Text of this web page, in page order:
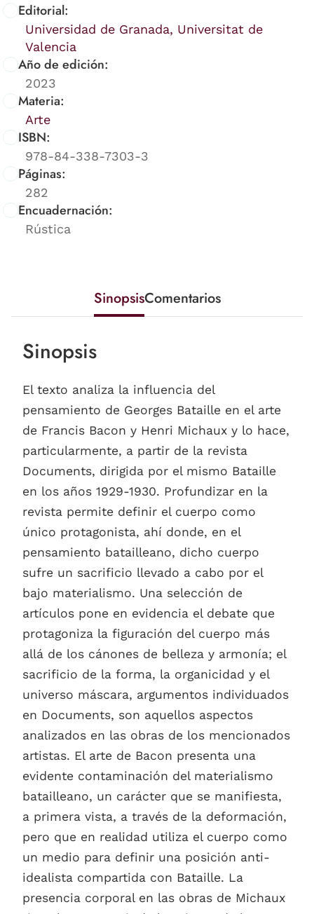
Editorial:
Universidad de Granada, Universitat de
Valencia
Año de edición:
2023
Materia:
Arte
ISBN:
978-84-338-7303-3
Páginas:
282
Encuadernación:
Rústica
SinopsisComentarios
Sinopsis
El texto analiza la influencia del
pensamiento de Georges Bataille en el arte
de Francis Bacon y Henri Michaux y lo hace,
particularmente, a partir de la revista
Documents, dirigida por el mismo Bataille
en los años 1929-1930. Profundizar en la
revista permite definir el cuerpo como
único protagonista, ahí donde, en el
pensamiento batailleano, dicho cuerpo
sufre un sacrificio llevado a cabo por el
bajo materialismo. Una selección de
artículos pone en evidencia el debate que
protagoniza la figuración del cuerpo más
allá de los cánones de belleza y armonía; el
sacrificio de la forma, la organicidad y el
universo máscara, argumentos individuados
en Documents, son aquellos aspectos
analizados en las obras de los mencionados
artistas. El arte de Bacon presenta una
evidente contaminación del materialismo
batailleano, un carácter que se manifiesta,
a primera vista, a través de la deformación,
pero que en realidad utiliza el cuerpo como
un medio para definir una posición anti-
idealista compartida con Bataille. La
presencia corporal en las obras de Michaux